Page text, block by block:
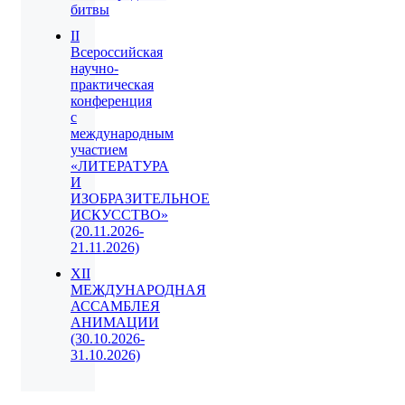
битвы
II
Всероссийская
научно-
практическая
конференция
с
международным
участием
«ЛИТЕРАТУРА
И
ИЗОБРАЗИТЕЛЬНОЕ
ИСКУССТВО»
(20.11.2026-
21.11.2026)
XII
МЕЖДУНАРОДНАЯ
АССАМБЛЕЯ
АНИМАЦИИ
(30.10.2026-
31.10.2026)